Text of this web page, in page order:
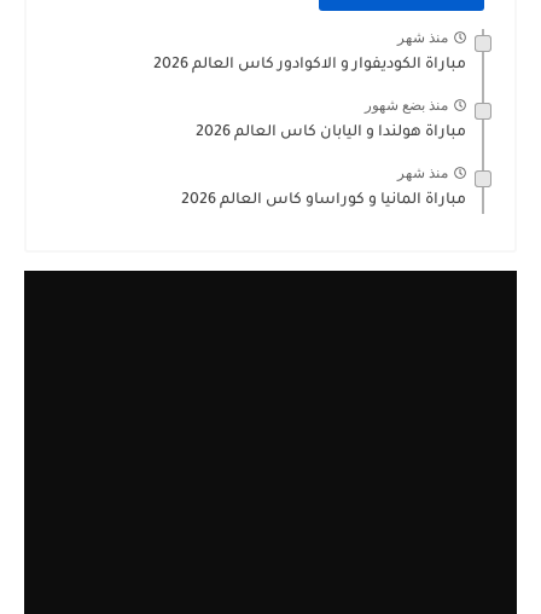
منذ شهر
مباراة الكوديفوار و الاكوادور كاس العالم 2026
منذ بضع شهور
مباراة هولندا و اليابان كاس العالم 2026
منذ شهر
مباراة المانيا و كوراساو كاس العالم 2026